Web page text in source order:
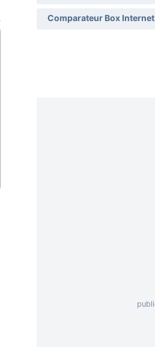
Comparateur Box Internet